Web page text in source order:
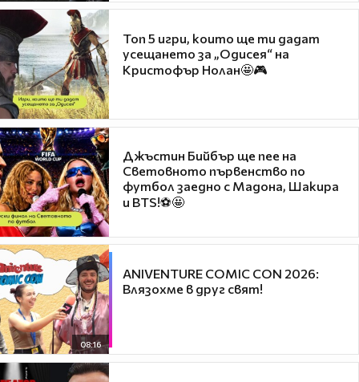
Топ 5 игри, които ще ти дадат
усещането за „Одисея“ на
Кристофър Нолан🤩🎮
Джъстин Бийбър ще пее на
Световното първенство по
футбол заедно с Мадона, Шакира
и BTS!⚽🤩
08:16
ANIVENTURE COMIC CON 2026:
Влязохме в друг свят!